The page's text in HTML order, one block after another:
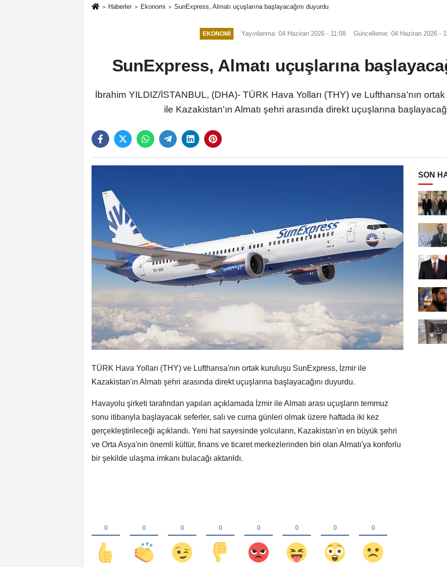
Haberler Ekonomi SunExpress, Almatı uçuşlarına başlayacağını duyurdu
EKONOMI Yayınlanma: 04 Haziran 2026 - 11:08 Güncelleme: 04 Haziran 2026 -
SunExpress, Almatı uçuşlarına
İbrahim YILDIZ/İSTANBUL, (DHA)- TÜRK Hava Yolları (THY) ve Lufthansa'nın
ile Kazakistan'ın Almatı şehri arasında direkt uçuşlarına
TÜRK Hava Yolları (THY) ve Lufthansa'nın ortak kuruluşu SunExpress, İzmir ile
Kazakistan'ın Almatı şehri arasında direkt uçuşlarına başlayacağını duyurdu.
Havayolu şirketi tarafından yapılan açıklamada İzmir ile Almatı arası uçuşların temmuz
sonu itibarıyla başlayacak seferler, salı ve cuma günleri olmak üzere haftada iki kez
gerçekleştirileceği açıklandı. Yeni hat sayesinde yolcuların, Kazakistan'ın en büyük şehri
ve Orta Asya'nın önemli kültür, finans ve ticaret merkezlerinden biri olan Almatı'ya konforlu
bir şekilde ulaşma imkanı bulacağı aktarıldı.
SON